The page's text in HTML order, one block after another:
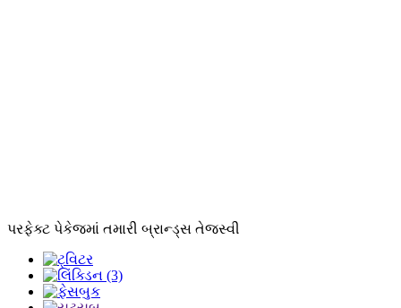
પરફેક્ટ પેકેજમાં તમારી બ્રાન્ડ્સ તેજસ્વી